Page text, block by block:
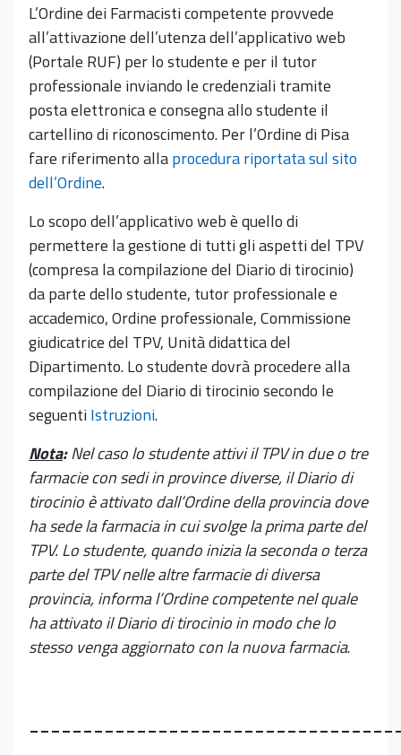
L’Ordine dei Farmacisti competente provvede
all’attivazione dell’utenza dell’applicativo web
(Portale RUF) per lo studente e per il tutor
professionale inviando le credenziali tramite
posta elettronica e consegna allo studente il
cartellino di riconoscimento. Per l’Ordine di Pisa
fare riferimento allaprocedura riportata sul sito
dell’Ordine.
Lo scopo dell’applicativo web è quello di
permettere la gestione di tutti gli aspetti del TPV
(compresa la compilazione del Diario di tirocinio)
da parte dello studente, tutor professionale e
accademico, Ordine professionale, Commissione
giudicatrice del TPV, Unità didattica del
Dipartimento. Lo studente dovrà procedere alla
compilazione del Diario di tirocinio secondo le
seguentiIstruzioni.
Nota:Nel caso lo studente attivi il TPV in due o tre
farmacie con sedi in province diverse, il Diario di
tirocinio è attivato dall’Ordine della provincia dove
ha sede la farmacia in cui svolge la prima parte del
TPV. Lo studente, quando inizia la seconda o terza
parte del TPV nelle altre farmacie didiversa
provincia, informa l’Ordine competente nel quale
ha attivato il Diario di tirocinio in modo che lo
stesso venga aggiornato con la nuova farmacia.